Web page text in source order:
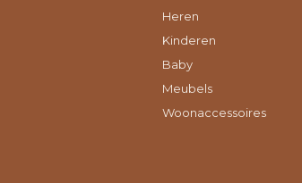
Heren
Kinderen
Baby
Meubels
Woonaccessoires